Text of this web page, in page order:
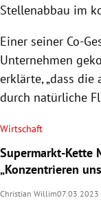
Stellenabbau im
Einer seiner Co-
Unternehmen
erklärte, „dass
durch natürliche
Wirtschaft
Supermarkt-Kette
„Konzentrieren
Christian Willim07.03.2023